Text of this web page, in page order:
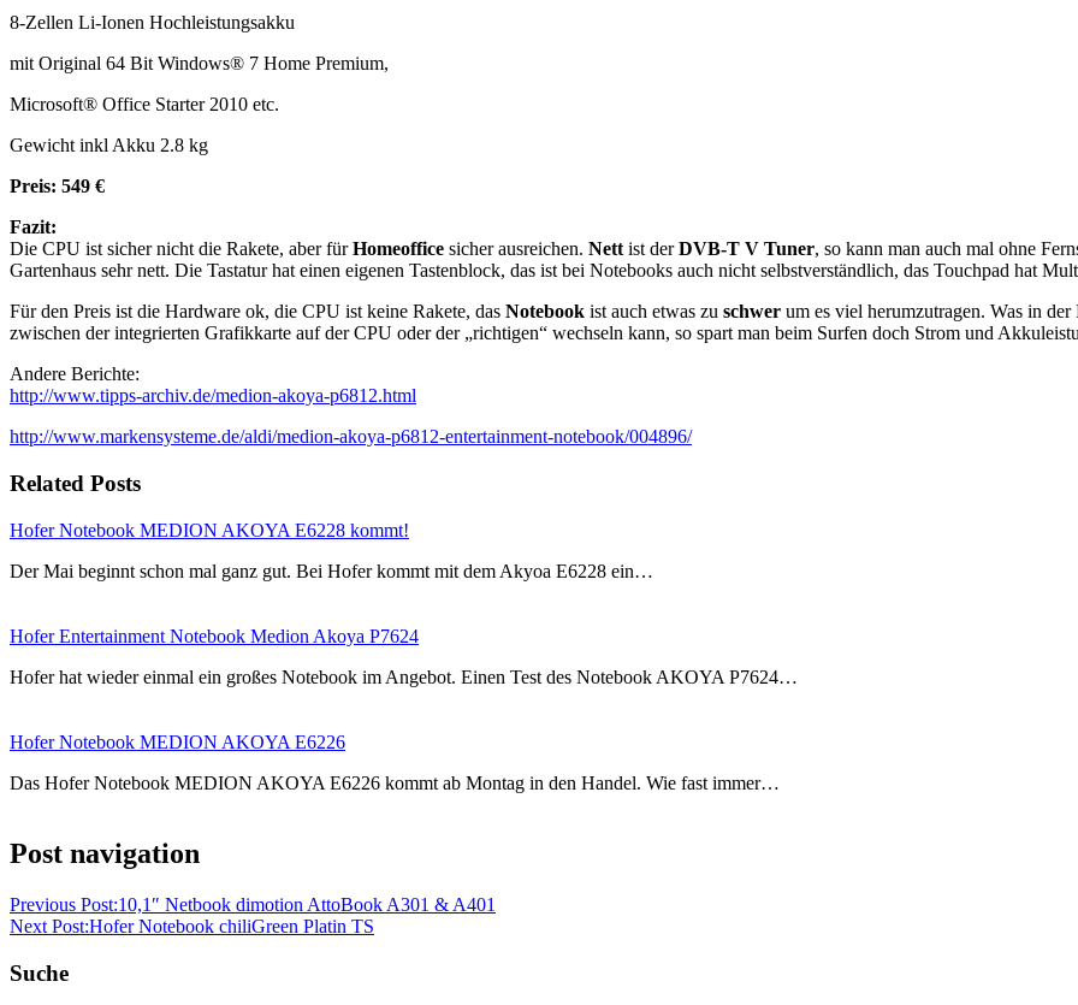
8-Zellen Li-Ionen Hochleistungsakku
mit Original 64 Bit Windows® 7 Home Premium,
Microsoft® Office Starter 2010 etc.
Gewicht inkl Akku 2.8 kg
Preis: 549 €
Fazit:
Die CPU ist sicher nicht die Rakete, aber fürHomeoffice sicher ausreichen. Nettist derDVB-T V Tuner, so kann man auch mal ohne
Gartenhaus sehr nett. Die Tastatur hat einen eigenen Tastenblock, das ist bei Notebooks auch nicht selbstverständlich, das Touchpad hat
Für den Preis ist die Hardware ok, die CPU ist keine Rakete, das Notebook ist auch etwas zu schwer um es viel herumzutragen. Was in
zwischen der integrierten Grafikkarte auf der CPU oder der „richtigen“ wechseln kann, so spart man beim Surfen doch Strom und
Andere Berichte:
http://www.tipps-archiv.de/medion-akoya-p6812.html
http://www.markensysteme.de/aldi/medion-akoya-p6812-entertainment-notebook/004896/
Related Posts
Hofer Notebook MEDION AKOYA E6228 kommt!
Der Mai beginnt schon mal ganz gut. Bei Hofer kommt mit dem Akyoa E6228 ein…
Hofer Entertainment Notebook Medion Akoya P7624
Hofer hat wieder einmal ein großes Notebook im Angebot. Einen Test des Notebook AKOYA P7624…
Hofer Notebook MEDION AKOYA E6226
Das Hofer Notebook MEDION AKOYA E6226 kommt ab Montag in den Handel. Wie fast immer…
akoyaHoferMedionNotebook
Post navigation
Previous Post:10,1″ Netbook dimotion AttoBook A301 & A401
Next Post:Hofer Notebook chiliGreen Platin TS
Suche